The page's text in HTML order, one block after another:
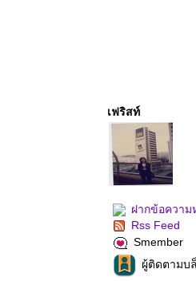
เฟริสท์
ฝากข้อความ
Rss Feed
Smember
ผู้ติดตามบ